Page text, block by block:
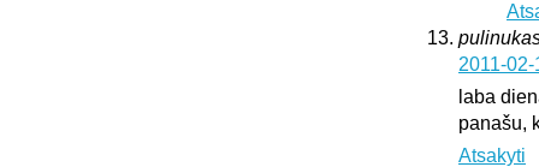
2011-
laba
panašu,
Atsakyti